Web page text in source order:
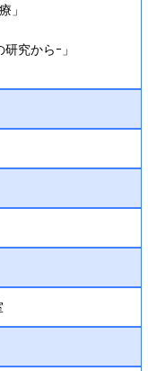
」
究からｰ」